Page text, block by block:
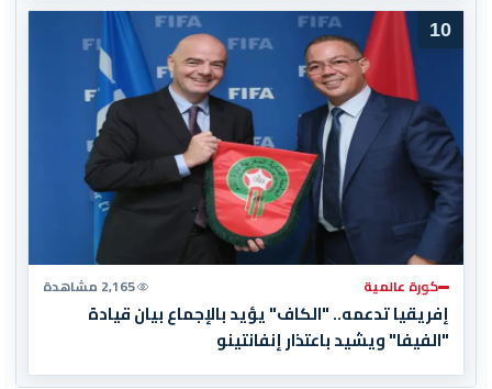
10
كورة عالمية 2,165 مشاهدة
إفريقيا تدعمه.. "الكاف" يؤيد بالإجماع بيان قيادة
"الفيفا" ويشيد باعتذار إنفانتينو